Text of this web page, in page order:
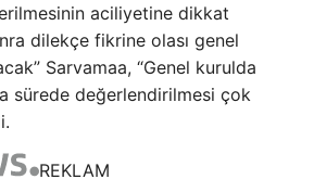
aciliyetine dikkat
dilekçe fikrine olası genel
Sarvamaa, “Genel kurulda
sürede değerlendirilmesi çok
REKLAM